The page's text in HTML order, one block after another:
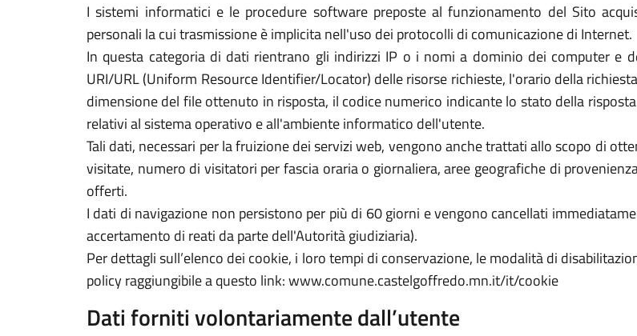
I sistemi informatici e le procedure software preposte al funzionamento del Sito
personali la cui trasmissione è implicita nell'uso dei protocolli di comunicazione di Internet.
In questa categoria di dati rientrano gli indirizzi IP o i nomi a dominio dei computer e
URI/URL (Uniform Resource Identifier/Locator) delle risorse richieste, l'orario della
dimensione del file ottenuto in risposta, il codice numerico indicante lo stato della risposta
relativi al sistema operativo e all'ambiente informatico dell'utente.
Tali dati, necessari per la fruizione dei servizi web, vengono anche trattati allo scopo di
visitate, numero di visitatori per fascia oraria o giornaliera, aree geografiche di
offerti.
I dati di navigazione non persistono per più di 60 giorni e vengono cancellati
accertamento di reati da parte dell'Autorità giudiziaria).
Per dettagli sull’elenco dei cookie, i loro tempi di conservazione, le modalità di
policy raggiungibile a questo link: www.comune.castelgoffredo.mn.it/it/cookie
Dati forniti volontariamente dall’utente